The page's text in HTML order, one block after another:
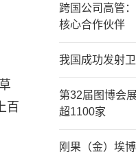
百
跨国公司高管
核心合作伙伴
我国成功发射
第32届图博会
超1100家
刚果（金）埃